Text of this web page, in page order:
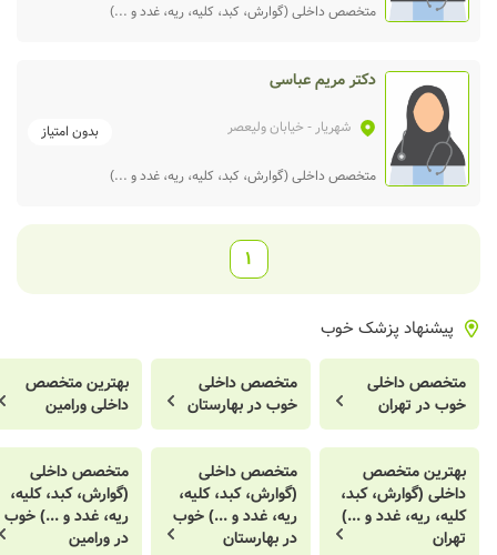
متخصص داخلی (گوارش، کبد، کلیه، ریه، غدد و ...)
دکتر مریم عباسی
شهریار - خیابان ولیعصر بدون امتیاز
متخصص داخلی (گوارش، کبد، کلیه، ریه، غدد و ...)
1
پیشنهاد پزشک خوب
متخصص داخلی
خوب در تهران
متخصص داخلی
خوب در بهارستان
بهترین متخصص
داخلی ورامین
بهترین متخصص
داخلی (گوارش، کبد،
کلیه، ریه، غدد و ...)
تهران
متخصص داخلی
(گوارش، کبد، کلیه،
ریه، غدد و ...) خوب
در بهارستان
متخصص داخلی
(گوارش، کبد، کلیه،
ریه، غدد و ...) خوب
در ورامین